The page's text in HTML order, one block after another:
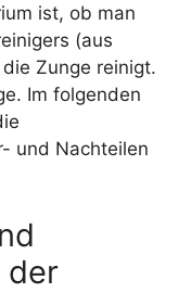
ist, ob man
(aus
Zunge reinigt.
Im folgenden
und Nachteilen
der